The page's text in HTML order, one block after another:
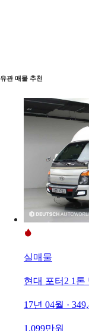
유관 매물 추천
실매물
현대 포터2 1톤
17년 04월 ·
1,099만원